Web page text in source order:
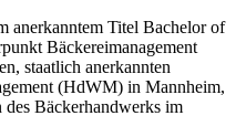
anerkanntem Titel Bachelor of
Bäckereimanagement
staatlich anerkannten
(HdWM) in Mannheim,
Bäckerhandwerks im